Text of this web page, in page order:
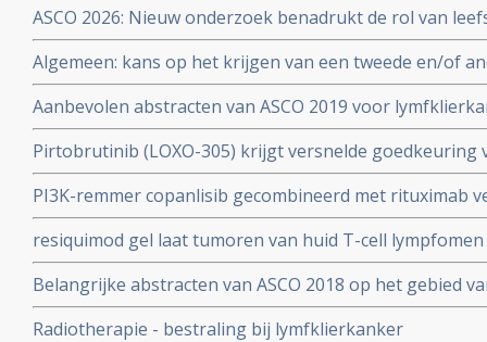
ASCO 2026: Nieuw onderzoek benadrukt de rol van
behandelstrategieën in de kankerzorg.
Algemeen: kans op het krijgen van een tweede en/of
succesvolle behandeling en overleving van non-
vergelijking met mensen die nog nooit kanker hebben
mei 2006.
Aanbevolen abstracten van ASCO 2019 voor
Pirtobrutinib (LOXO-305) krijgt versnelde goedkeuring
voorbehandelde patienten met recidief of refractair
PI3K-remmer copanlisib gecombineerd met rituximab
progressie of overlijden met 48%, vergeleken met
patiënten met recidiverend gevorderd indolent non-
resiquimod gel laat tumoren van huid T-cell
pijnloos verdwijnen, zelfs bij eerder vruchteloos
Belangrijke abstracten van ASCO 2018 op het gebied
vormen van kanker zoals lymfklierkanker, CLL,
Radiotherapie - bestraling bij lymfklierkanker